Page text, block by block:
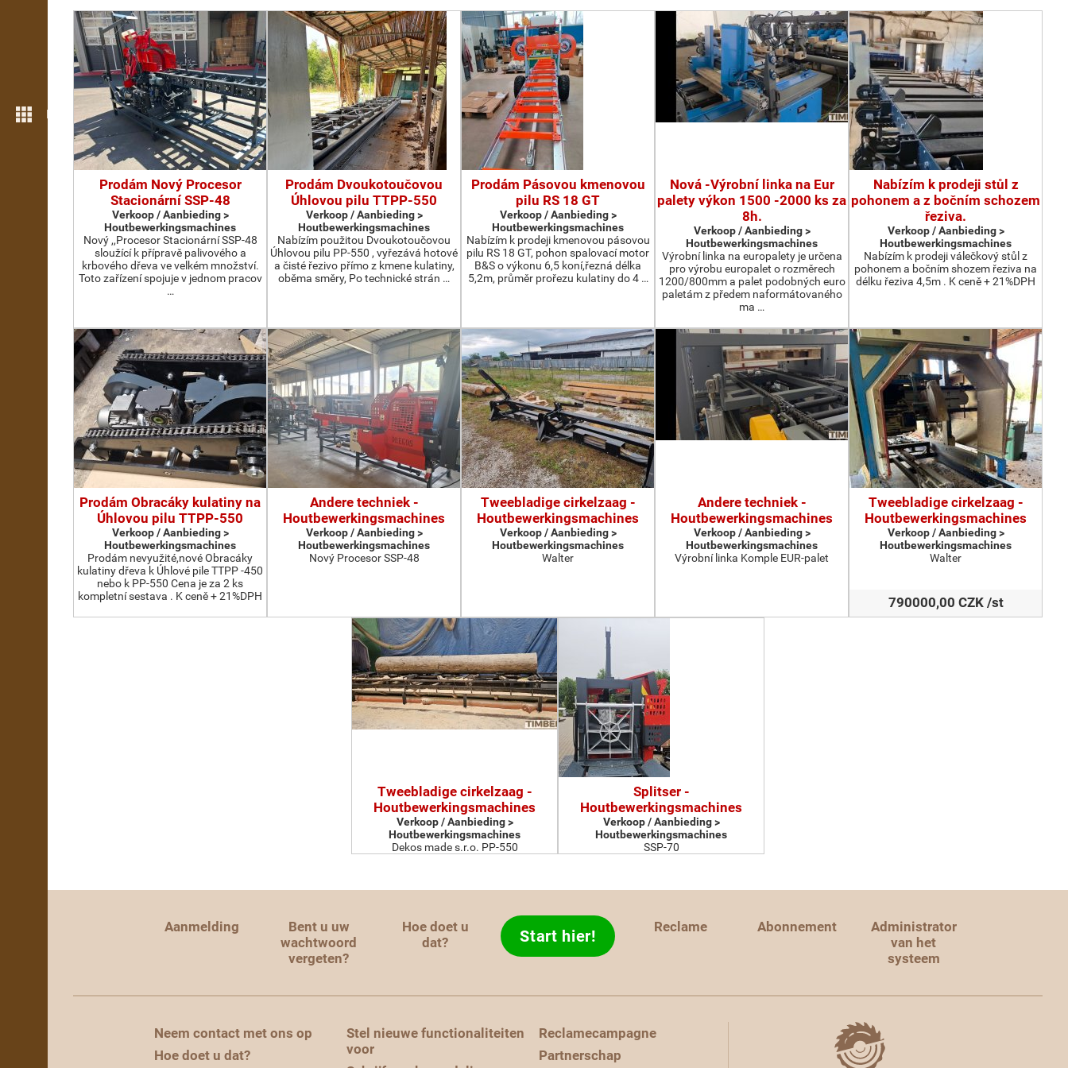
Meer opties
Prodám Nový Procesor
Stacionární SSP-48
Verkoop / Aanbieding >
Houtbewerkingsmachines
Nový ,,Procesor Stacionární SSP-48
sloužící k přípravě palivového a
krbového dřeva ve velkém množství.
Toto zařízení spojuje v jednom pracov
…
Prodám Dvoukotoučovou
Úhlovou pilu TTPP-550
Verkoop / Aanbieding >
Houtbewerkingsmachines
Nabízím použitou Dvoukotoučovou
Úhlovou pilu PP-550 , vyřezává hotové
a čisté řezivo přímo z kmene kulatiny,
oběma směry, Po technické strán …
Prodám Pásovou kmenovou
pilu RS 18 GT
Verkoop / Aanbieding >
Houtbewerkingsmachines
Nabízím k prodeji kmenovou pásovou
pilu RS 18 GT, pohon spalovací motor
B&S o výkonu 6,5 koní,řezná délka
5,2m, průměr prořezu kulatiny do 4 …
Nová -Výrobní linka na Eur
palety výkon 1500 -2000 ks za
8h.
Verkoop / Aanbieding >
Houtbewerkingsmachines
Výrobní linka na europalety je určena
pro výrobu europalet o rozměrech
1200/800mm a palet podobných euro
paletám z předem naformátovaného
ma …
Nabízím k prodeji stůl z
pohonem a z bočním schozem
řeziva.
Verkoop / Aanbieding >
Houtbewerkingsmachines
Nabízím k prodeji válečkový stůl z
pohonem a bočním shozem řeziva na
délku řeziva 4,5m . K ceně + 21%DPH
Prodám Obracáky kulatiny na
Úhlovou pilu TTPP-550
Verkoop / Aanbieding >
Houtbewerkingsmachines
Prodám nevyužité,nové Obracáky
kulatiny dřeva k Úhlové pile TTPP -450
nebo k PP-550 Cena je za 2 ks
kompletní sestava . K ceně + 21%DPH
Andere techniek -
Houtbewerkingsmachines
Verkoop / Aanbieding >
Houtbewerkingsmachines
Nový Procesor SSP-48
Tweebladige cirkelzaag -
Houtbewerkingsmachines
Verkoop / Aanbieding >
Houtbewerkingsmachines
Walter
Andere techniek -
Houtbewerkingsmachines
Verkoop / Aanbieding >
Houtbewerkingsmachines
Výrobní linka Komple EUR-palet
Tweebladige cirkelzaag -
Houtbewerkingsmachines
Verkoop / Aanbieding >
Houtbewerkingsmachines
Walter
790000,00 CZK /st
Tweebladige cirkelzaag -
Houtbewerkingsmachines
Verkoop / Aanbieding >
Houtbewerkingsmachines
Dekos made s.r.o. PP-550
Splitser -
Houtbewerkingsmachines
Verkoop / Aanbieding >
Houtbewerkingsmachines
SSP-70
Aanmelding
Bent u uw
wachtwoord
vergeten?
Hoe doet u
dat?
Start hier! Reclame Abonnement
Administrator
van het
systeem
Neem contact met ons op
Hoe doet u dat?
Stel nieuwe functionaliteiten
voor
Reclamecampagne
Partnerschap